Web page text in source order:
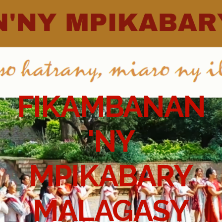
FIKAMBANAN
'NY
MPIKABARY
MALAGASY